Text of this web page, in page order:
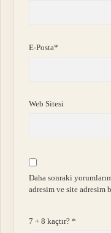
E-Posta*
Web Sitesi
Daha sonraki
adresim ve site adresim
7 + 8 kaçtır?*